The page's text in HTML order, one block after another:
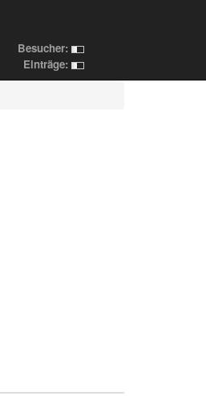
Besucher:
Einträge: